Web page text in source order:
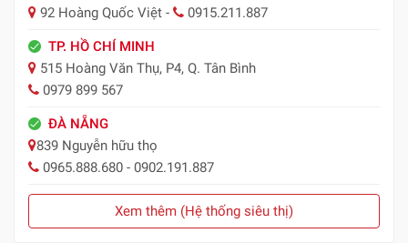
92 Hoàng Quốc Việt -
0915.211.887
TP. HỒ CHÍ MINH
515 Hoàng Văn Thụ, P4, Q. Tân Bình
0979 899 567
ĐÀ NẴNG
839 Nguyễn hữu thọ
0965.888.680 - 0902.191.887
Xem thêm (Hệ thống siêu thị)